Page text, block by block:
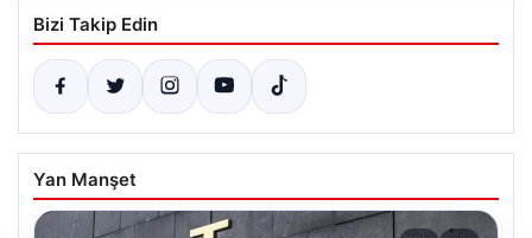
Bizi Takip Edin
Yan Manşet